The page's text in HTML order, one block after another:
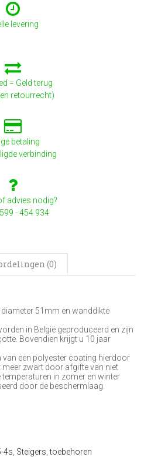
levering
= Geld terug
retourrecht)
betaling
verbinding
advies nodig?
- 454 934
(0)
51mm en wanddikte
in België geproduceerd en zijn
Bovendien krijgt u 10 jaar
een polyester coating hierdoor
zwart door afgifte van niet
in zomer en winter
door de beschermlaag.
4s Steigers ,toebehoren